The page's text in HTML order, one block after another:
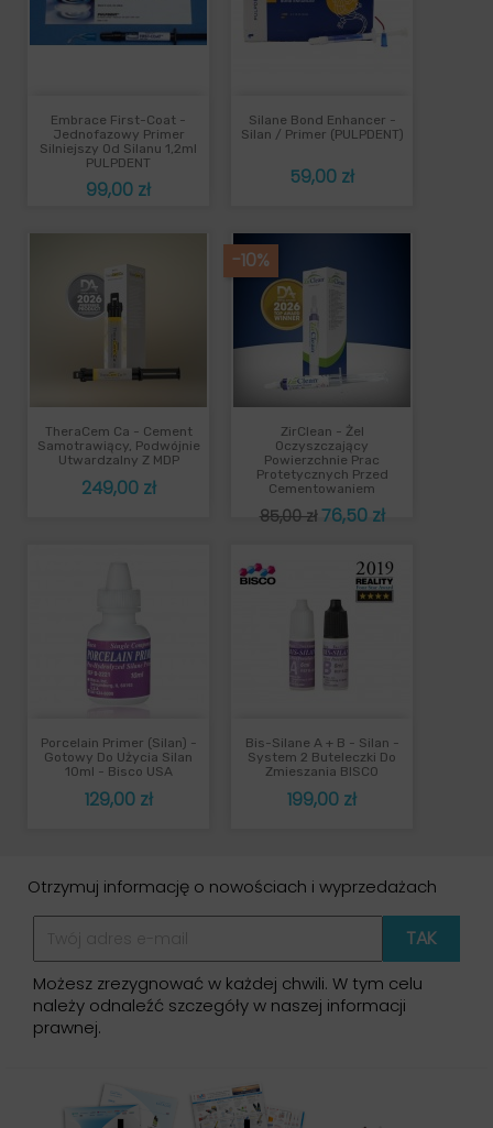
Embrace First-Coat -
Jednofazowy Primer
Silniejszy Od Silanu 1,2ml
PULPDENT
Cena
99,00 zł
Silane Bond Enhancer -
Silan / Primer (PULPDENT)
Cena
59,00 zł
TheraCem Ca - Cement
Samotrawiący, Podwójnie
Utwardzalny Z MDP
Cena
249,00 zł
ZirClean - Żel
Oczyszczający
Powierzchnie Prac
Protetycznych Przed
Cementowaniem
Cena
85,00 zł
-10%
Cena
76,50 zł
Porcelain Primer (Silan) -
Gotowy Do Użycia Silan
10ml - Bisco USA
Cena
129,00 zł
Bis-Silane A + B - Silan -
System 2 Buteleczki Do
Zmieszania BISCO
Cena
199,00 zł
Otrzymuj informację o nowościach i wyprzedażach
Możesz zrezygnować w każdej chwili. W tym celu
należy odnaleźć szczegóły w naszej informacji
prawnej.